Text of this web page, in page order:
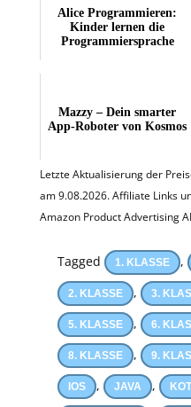
Alice Programmieren:
Kinder lernen die
Programmiersprache
Mazzy – Dein smarter
App-Roboter von Kosmos
Letzte Aktualisierung der
am 9.08.2026. Affiliate Links
Amazon Product Advertising
Tagged 1. KLASSE ,
2. KLASSE , 3.
5. KLASSE , 6.
8. KLASSE , 9.
IOS , JAVA ,